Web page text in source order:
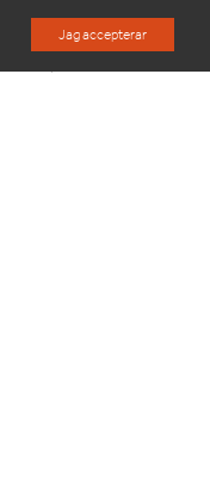
Jag accepterar